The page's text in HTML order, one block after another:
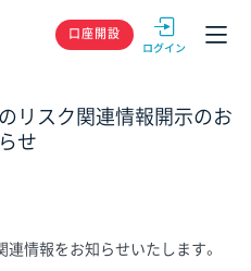
GMOクリック
口座開設
リスク関連情報開示のお
せ
情報をお知らせいたします。